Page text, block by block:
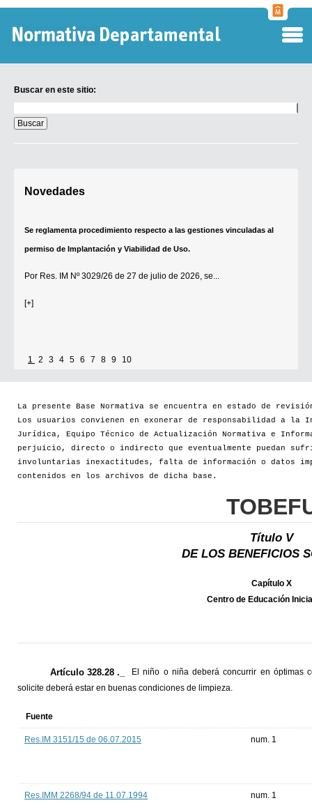
Buscar en este sitio:
en
este
sitio:
Novedades
Se reglamenta procedimiento respecto a las gestiones vinculadas al
permiso de Implantación y Viabilidad de Uso.
Por Res. IM Nº 3029/26 de 27 de julio de 2026, se...
[+]
1 2 3 4 5 6 7 8 9 10
La presente Base Normativa se encuentra en estado de
Los usuarios convienen en exonerar de responsabilidad a la
Jurídica, Equipo Técnico de Actualización Normativa e
perjuicio, directo o indirecto que eventualmente puedan
involuntarias inexactitudes, falta de información o datos
contenidos en los archivos de dicha base.
Título V
DE LOS BENEFICIOS
Capítulo X
Centro de Educación
Artículo 328.28 ._
El niño o niña deberá concurrir en óptimas
solicite deberá estar en buenas condiciones de limpieza.
Fuente
Res.IM 3151/15 de 06.07.2015 num. 1
Res.IMM 2268/94 de 11.07.1994 num. 1